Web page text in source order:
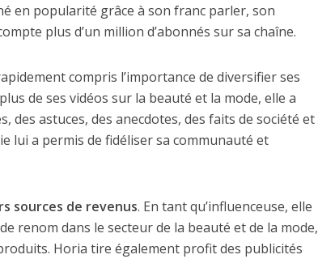
en popularité grâce à son franc parler, son
plus d’un million d’abonnés sur sa chaîne.
compris l’importance de diversifier ses
de ses vidéos sur la beauté et la mode, elle a
des astuces, des anecdotes, des faits de société et
lui a permis de fidéliser sa communauté et
sources de revenus. En tant qu’influenceuse, elle
renom dans le secteur de la beauté et de la mode,
Horia tire également profit des publicités